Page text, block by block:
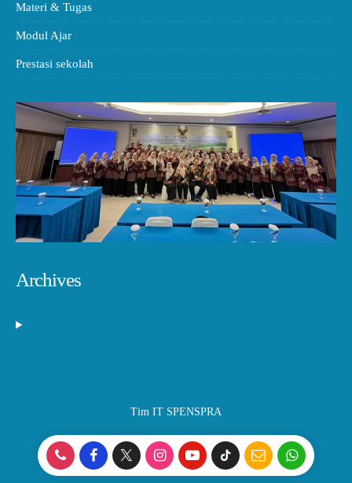
Materi & Tugas
Modul Ajar
Prestasi sekolah
Archives
Tim IT SPENSPRA